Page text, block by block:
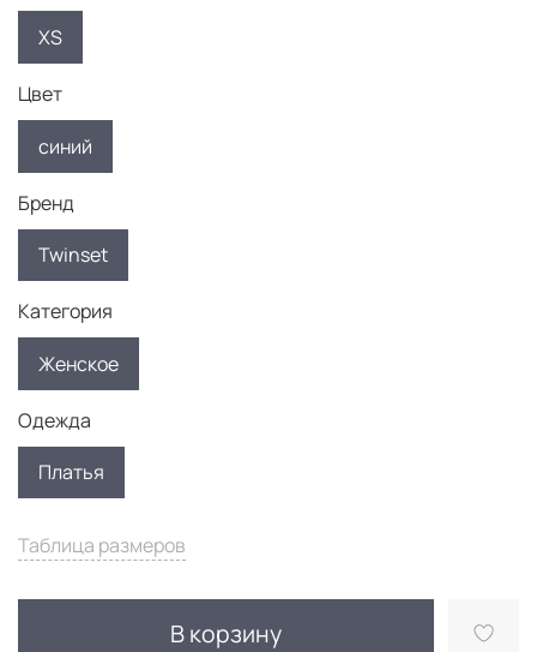
Таблица размеров
В корзину
XS
Цвет
синий
Бренд
Twinset
Категория
Женское
Одежда
Платья